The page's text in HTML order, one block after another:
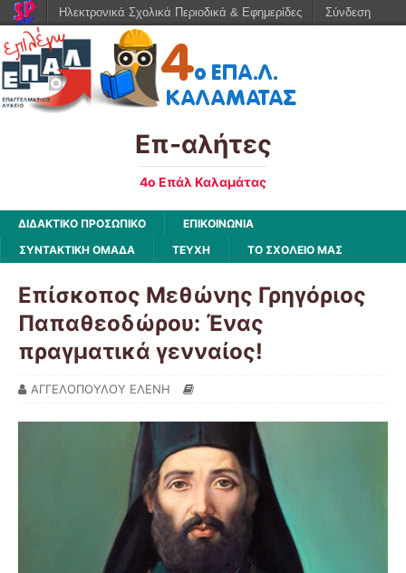
Επ-αλήτες
4ο Επάλ Καλαμάτας
ΔΙΔΑΚΤΙΚΟ ΠΡΟΣΩΠΙΚΟ
ΕΠΙΚΟΙΝΩΝΙΑ
ΣΥΝΤΑΚΤΙΚΗ ΟΜΑΔΑ
ΤΕΥΧΗ ΤΟ ΣΧΟΛΕΙΟ ΜΑΣ
Επίσκοπος Μεθώνης Γρηγόριος
Παπαθεοδώρου: Ένας
πραγματικά γενναίος!
ΑΓΓΕΛΟΠΟΥΛΟΥ ΕΛΕΝΗ
Ηλεκτρονικά Σχολικά Περιοδικά & Εφημερίδες Σύνδεση